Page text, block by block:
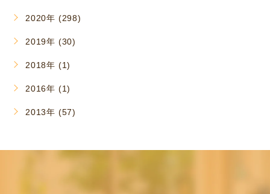
2020年 (298)
2019年 (30)
2018年 (1)
2016年 (1)
2013年 (57)